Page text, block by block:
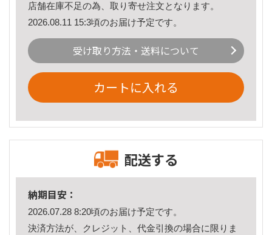
店舗在庫不足の為、取り寄せ注文となります。
2026.08.11 15:3頃のお届け予定です。
受け取り方法・送料について
カートに入れる
配送する
納期目安：
2026.07.28 8:20頃のお届け予定です。
決済方法が、クレジット、代金引換の場合に限りま